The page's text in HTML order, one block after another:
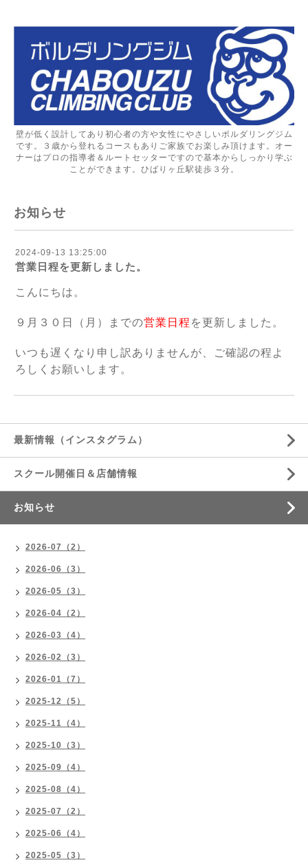
壁が低く設計してあり初心者の方や女性にやさしいボルダリングジム
です。３歳から登れるコースもありご家族でお楽しみ頂けます。オー
ナーはプロの指導者＆ルートセッターですので基本からしっかり学ぶ
ことができます。ひばりヶ丘駅徒歩３分。
お知らせ
2024-09-13 13:25:00
営業日程を更新しました。
こんにちは。
９月３０日（月）までの営業日程 を更新しました。
いつも遅くなり申し訳ありませんが、ご確認の程よ
ろしくお願いします。
最新情報（インスタグラム）
スクール開催日＆店舗情報
お知らせ
2026-07（2）
2026-06（3）
2026-05（3）
2026-04（2）
2026-03（4）
2026-02（3）
2026-01（7）
2025-12（5）
2025-11（4）
2025-10（3）
2025-09（4）
2025-08（4）
2025-07（2）
2025-06（4）
2025-05（3）